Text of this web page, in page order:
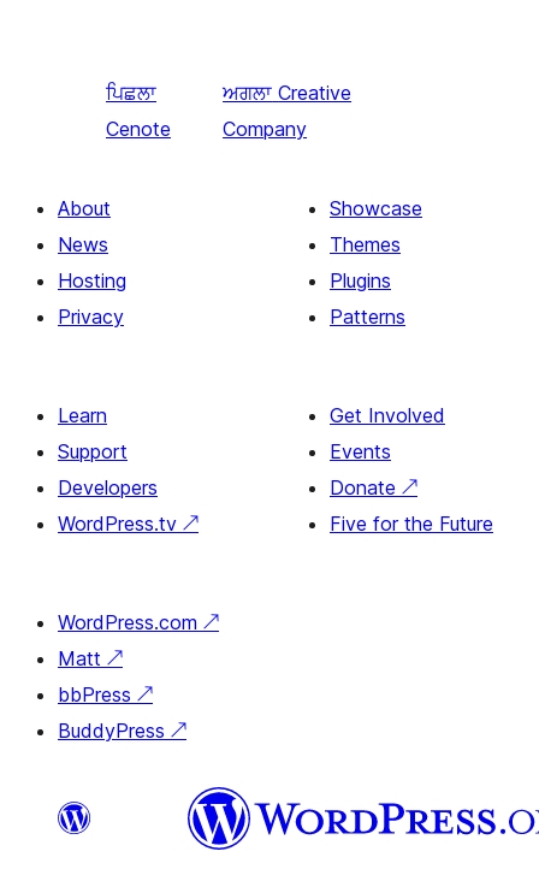
ਪਿਛਲਾ
Cenote
ਅਗਲਾ Creative
Company
About
News
Hosting
Privacy
Showcase
Themes
Plugins
Patterns
Learn
Support
Developers
WordPress.tv ↗
Get Involved
Events
Donate ↗
Five for the Future
WordPress.com ↗
Matt ↗
bbPress ↗
BuddyPress ↗